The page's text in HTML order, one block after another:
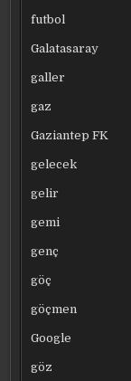
futbol
Galatasaray
galler
gaz
Gaziantep FK
gelecek
gelir
gemi
genç
göç
göçmen
Google
göz